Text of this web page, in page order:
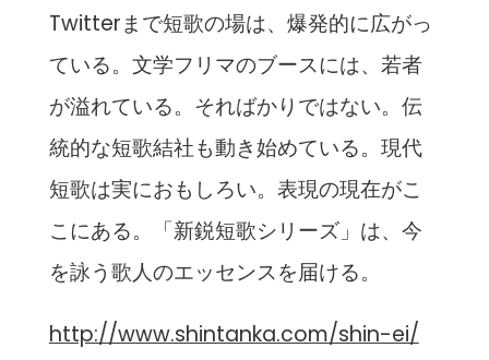
Twitterまで短歌の場は、爆発的に広がっ
ている。文学フリマのブースには、若者
が溢れている。そればかりではない。伝
統的な短歌結社も動き始めている。現代
短歌は実におもしろい。表現の現在がこ
こにある。「新鋭短歌シリーズ」は、今
を詠う歌人のエッセンスを届ける。
http://www.shintanka.com/shin-ei/